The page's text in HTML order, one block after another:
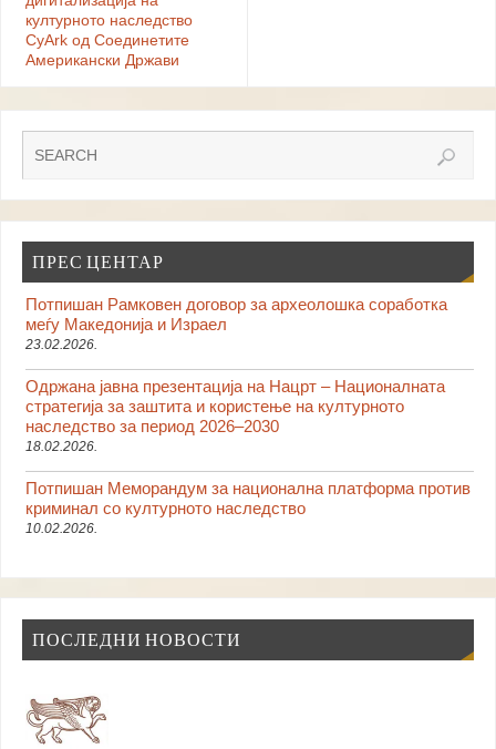
културното наследство
CyArk од Соединетите
Американски Држави
ПРЕС ЦЕНТАР
Потпишан Рамковен договор за археолошка соработка
меѓу Македонија и Израел
23.02.2026.
Одржана јавна презентација на Нацрт – Националната
стратегија за заштита и користење на културното
наследство за период 2026–2030
18.02.2026.
Потпишан Меморандум за национална платформа против
криминал со културното наследство
10.02.2026.
ПОСЛЕДНИ НОВОСТИ